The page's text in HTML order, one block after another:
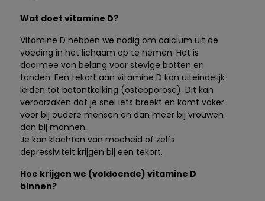
Wat doet vitamine D?
Vitamine D hebben we nodig om calcium uit de
voeding in het lichaam op te nemen. Het is
daarmee van belang voor stevige botten en
tanden. Een tekort aan vitamine D kan uiteindelijk
leiden tot botontkalking (osteoporose). Dit kan
veroorzaken dat je snel iets breekt en komt vaker
voor bij oudere mensen en dan meer bij vrouwen
dan bij mannen.
Je kan klachten van moeheid of zelfs
depressiviteit krijgen bij een tekort.
Hoe krijgen we (voldoende) vitamine D
binnen?